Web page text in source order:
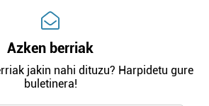
Azken berriak
jakin nahi dituzu? Harpidetu gure
buletinera!